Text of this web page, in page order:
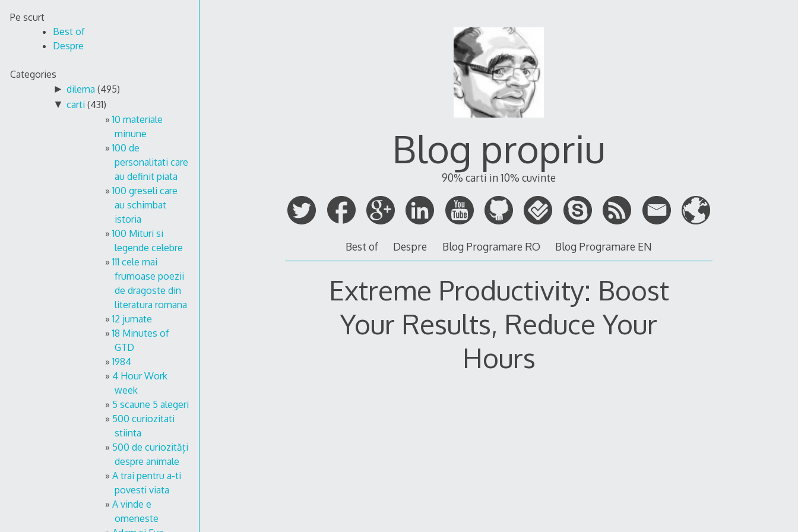
Blog propriu
90% carti in 10% cuvinte
Best of Despre Blog Programare RO Blog Programare EN
Extreme Productivity: Boost
Your Results, Reduce Your
Hours
Pe scurt
Best of
Despre
Categories
► dilema (495)
▼ carti (431)
10 materiale
minune
100 de
personalitati care
au definit piata
100 greseli care
au schimbat
istoria
100 Mituri si
legende celebre
111 cele mai
frumoase poezii
de dragoste din
literatura romana
12 jumate
18 Minutes of
GTD
1984
4 Hour Work
week
5 scaune 5 alegeri
500 curiozitati
stiinta
500 de curiozități
despre animale
A trai pentru a-ti
povesti viata
A vinde e
omeneste